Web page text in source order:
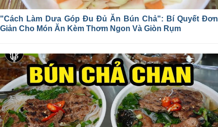
"Cách Làm Dưa Góp Đu Đủ Ăn Bún Chả": Bí Quyết Đơn
Giản Cho Món Ăn Kèm Thơm Ngon Và Giòn Rụm